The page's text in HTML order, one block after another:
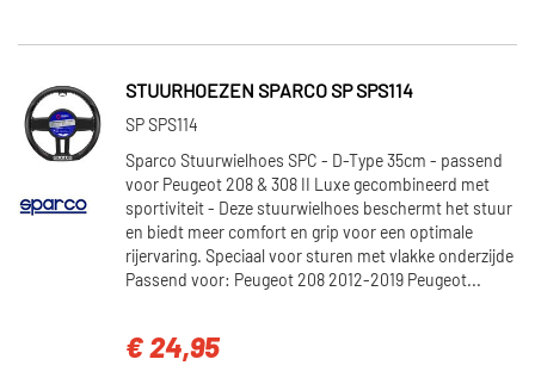
STUURHOEZEN SPARCO SP SPS114
SP SPS114
Sparco Stuurwielhoes SPC - D-Type 35cm - passend
voor Peugeot 208 & 308 II Luxe gecombineerd met
sportiviteit - Deze stuurwielhoes beschermt het stuur
en biedt meer comfort en grip voor een optimale
rijervaring. Speciaal voor sturen met vlakke onderzijde
Passend voor: Peugeot 208 2012-2019 Peugeot...
€ 24,95